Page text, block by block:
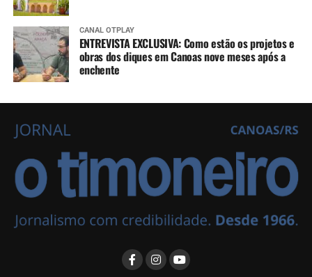
CANAL OTPLAY
ENTREVISTA EXCLUSIVA: Como estão os projetos e
obras dos diques em Canoas nove meses após a
enchente